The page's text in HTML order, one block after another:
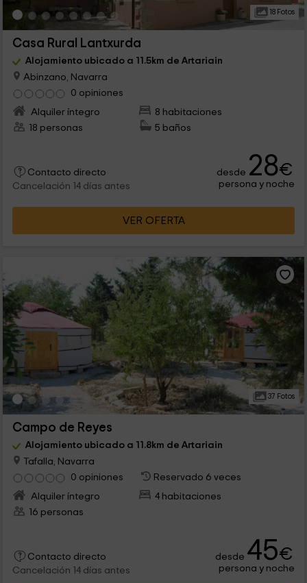
18 Fotos
Casa Rural Lantxurda
Alojamiento ubicado a 11.5km de Artariain
Abinzano, Navarra
0 opiniones
Alquiler íntegro
8 habitaciones
18 personas
5 baños
Contacto directo
Cancelación 14 días antes
desde 28€
persona y noche
VER OFERTA
37 Fotos
Campo de Reyes
Alojamiento ubicado a 11.8km de Artariain
Tafalla, Navarra
0 opiniones
Reservado 6 veces
Alquiler íntegro
4 habitaciones
16 personas
Contacto directo
Cancelación 14 días antes
desde 45€
persona y noche